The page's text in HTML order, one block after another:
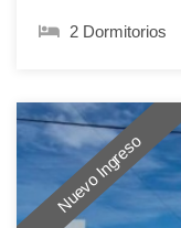
2 Dormitorios
Nuevo Ingreso